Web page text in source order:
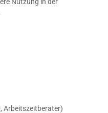
Arbeitszeitberater)